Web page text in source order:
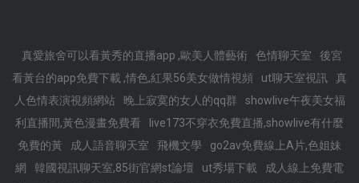
真愛旅舍可以看黃秀的直播app ,歐美人體藝術 色情聊天室
後宮
看黃台的app免費下載 ,情色,紅果56美女做情視頻
ut聊天室視訊
真
人色情表演視頻網站
晚上寂寞的女人的qq群
showlive午夜美女福
利直播間,黃色漫畫免費看
live173不穿衣免費直播,showlive有什麼
免費的黃
成人語音聊天室 飛機文學
go2av免費線上A片,色姐妹
網
韓國視訊聊天室,85街官網st論壇 ut秀場下載
成人線上免費電